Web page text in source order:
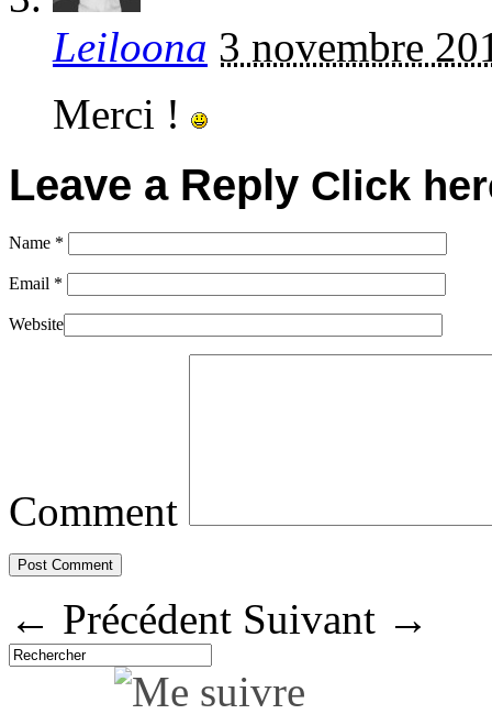
Leiloona 3 novembre
Merci !
Leave a Reply Click
Name *
Email *
Website
Comment
← Précédent Suivant →